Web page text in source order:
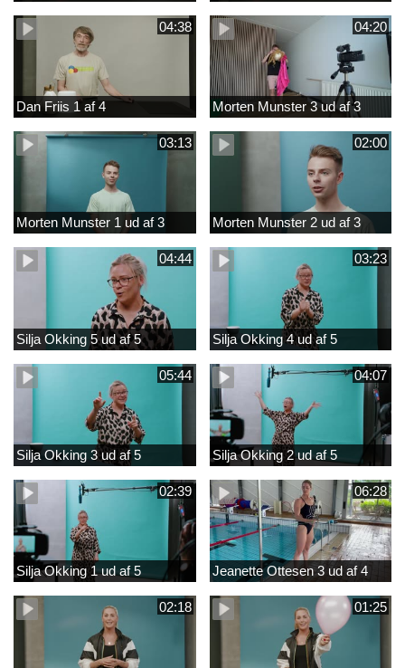
04:38
Dan Friis 1 af 4
04:20
Morten Munster 3 ud af 3
03:13
Morten Munster 1 ud af 3
02:00
Morten Munster 2 ud af 3
04:44
Silja Okking 5 ud af 5
03:23
Silja Okking 4 ud af 5
05:44
Silja Okking 3 ud af 5
04:07
Silja Okking 2 ud af 5
02:39
Silja Okking 1 ud af 5
06:28
Jeanette Ottesen 3 ud af 4
02:18 01:25